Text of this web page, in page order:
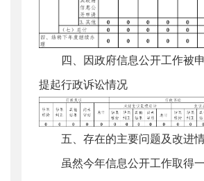
四、因政府信息公开工作被申
提起行政诉讼情况
五、存在的主要问题及改进
虽然今年信息公开工作取得一